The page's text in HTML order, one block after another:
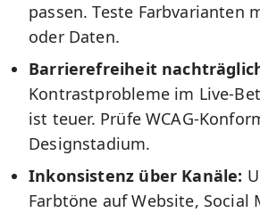
passen. Teste Farbvarianten
oder Daten.
Barrierefreiheit
Kontrastprobleme im Live-
ist teuer. Prüfe WCAG-
Designstadium.
Inkonsistenz über Kanäle:
Farbtöne auf Website, Social